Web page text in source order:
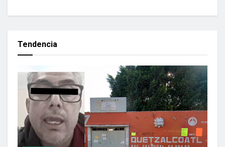
Tendencia